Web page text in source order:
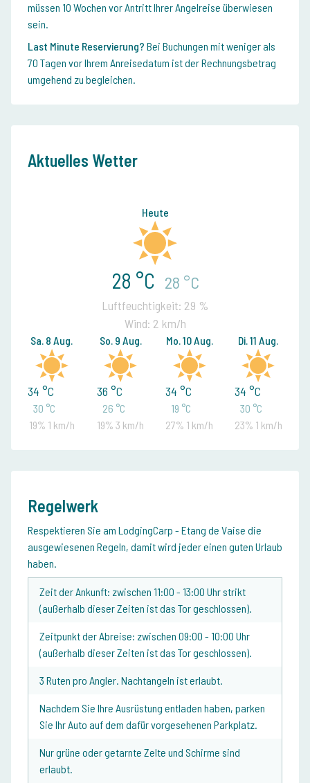
müssen 10 Wochen vor Antritt Ihrer Angelreise überwiesen
sein.
Last Minute Reservierung? Bei Buchungen mit weniger als
70 Tagen vor Ihrem Anreisedatum ist der Rechnungsbetrag
umgehend zu begleichen.
Aktuelles Wetter
Heute
28 °C 28 °C
Luftfeuchtigkeit: 29 %
Wind: 2 km/h
Sa. 8 Aug.
34 °C
30 °C
19% 1 km/h
So. 9 Aug.
36 °C
26 °C
19% 3 km/h
Mo. 10 Aug.
34 °C
19 °C
27% 1 km/h
Di. 11 Aug.
34 °C
30 °C
23% 1 km/h
Regelwerk
Respektieren Sie am LodgingCarp - Etang de Vaise die
ausgewiesenen Regeln, damit wird jeder einen guten Urlaub
haben.
Zeit der Ankunft: zwischen 11:00 - 13:00 Uhr strikt
(außerhalb dieser Zeiten ist das Tor geschlossen).
Zeitpunkt der Abreise: zwischen 09:00 - 10:00 Uhr
(außerhalb dieser Zeiten ist das Tor geschlossen).
3 Ruten pro Angler. Nachtangeln ist erlaubt.
Nachdem Sie Ihre Ausrüstung entladen haben, parken
Sie Ihr Auto auf dem dafür vorgesehenen Parkplatz.
Nur grüne oder getarnte Zelte und Schirme sind
erlaubt.